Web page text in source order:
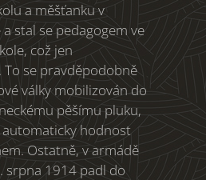
a měšťanku v
stal se pedagogem ve
což jen
To se pravděpodobně
války mobilizován do
pěšímu pluku,
hodnost
Ostatně, v armádě
srpna 1914 padl do